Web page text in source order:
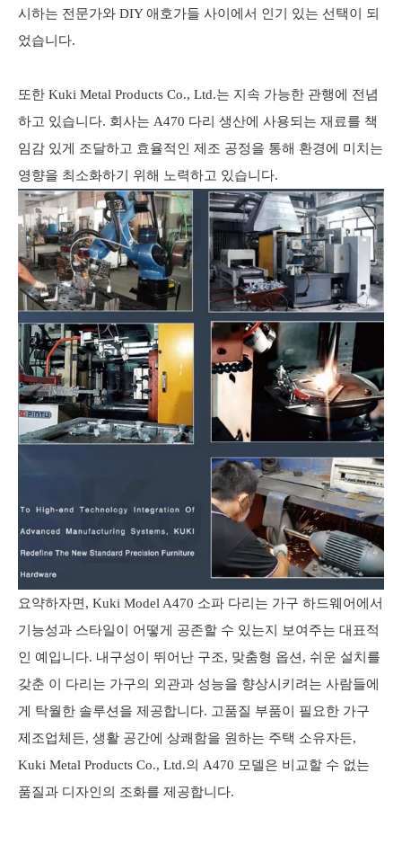
시하는 전문가와 DIY 애호가들 사이에서 인기 있는 선택이 되
었습니다.
또한 Kuki Metal Products Co., Ltd.는 지속 가능한 관행에 전념
하고 있습니다. 회사는 A470 다리 생산에 사용되는 재료를 책
임감 있게 조달하고 효율적인 제조 공정을 통해 환경에 미치는
영향을 최소화하기 위해 노력하고 있습니다.
요약하자면, Kuki Model A470 소파 다리는 가구 하드웨어에서
기능성과 스타일이 어떻게 공존할 수 있는지 보여주는 대표적
인 예입니다. 내구성이 뛰어난 구조, 맞춤형 옵션, 쉬운 설치를
갖춘 이 다리는 가구의 외관과 성능을 향상시키려는 사람들에
게 탁월한 솔루션을 제공합니다. 고품질 부품이 필요한 가구
제조업체든, 생활 공간에 상쾌함을 원하는 주택 소유자든,
Kuki Metal Products Co., Ltd.의 A470 모델은 비교할 수 없는
품질과 디자인의 조화를 제공합니다.